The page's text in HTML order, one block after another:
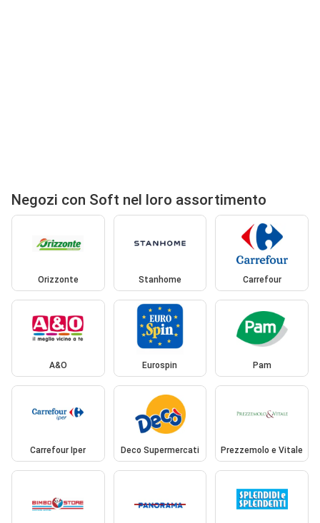
Negozi con Soft nel loro assortimento
Orizzonte Stanhome Carrefour
A&O Eurospin Pam
Carrefour Iper Deco Supermercati Prezzemolo e Vitale